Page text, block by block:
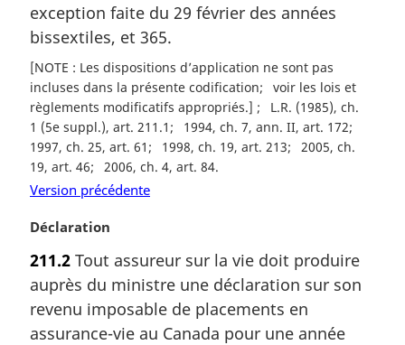
e
:
exception faite du 29 février des années
bissextiles, et 365.
[NOTE : Les dispositions d’application ne sont pas
incluses dans la présente codification
voir les lois et
règlements modificatifs appropriés.]
L.R. (1985), ch.
1 (5e suppl.), art. 211.1
1994, ch. 7, ann. II, art. 172
1997, ch. 25, art. 61
1998, ch. 19, art. 213
2005, ch.
19, art. 46
2006, ch. 4, art. 84
Version précédente
N
t
e
m
a
Déclaration
211.2 Tout assureur sur la vie doit produire
auprès du ministre une déclaration sur son
revenu imposable de placements en
assurance-vie au Canada pour une année